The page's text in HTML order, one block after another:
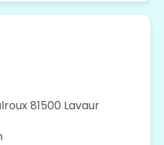
81500 Lavaur